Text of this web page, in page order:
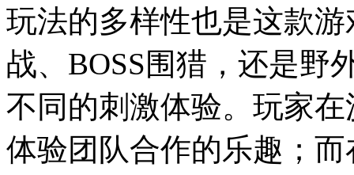
玩法的多样性也是这款
战、BOSS围猎，还是野
不同的刺激体验。玩家
体验团队合作的乐趣；